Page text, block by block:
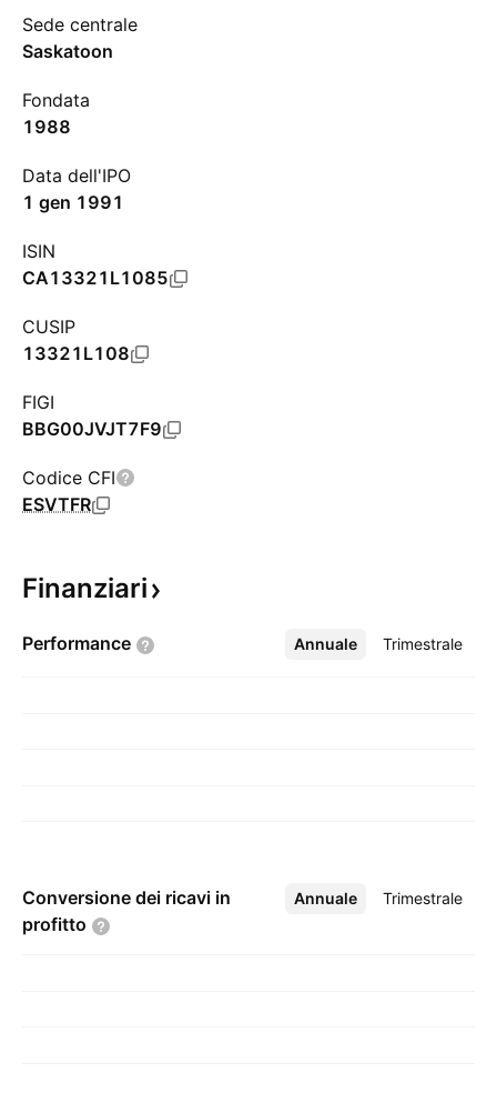
Sede centrale
Saskatoon
Fondata
1988
Data dell'IPO
1 gen 1991
ISIN
CA13321L1085
CUSIP
13321L108
FIGI
BBG00JVJT7F9
Codice CFI
ESVTFR
Finanziari
Performance Annuale Trimestrale
Altro
Conversione dei ricavi in
profitto
Annuale Trimestrale
Altro